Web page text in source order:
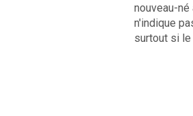
nouveau-
n'indique
surtout si